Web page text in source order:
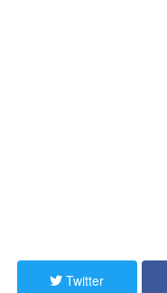
Twitter